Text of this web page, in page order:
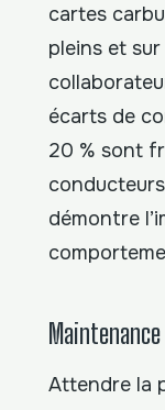
cartes
pleins et
écarts de
20 % sont
démontre
Attendre la